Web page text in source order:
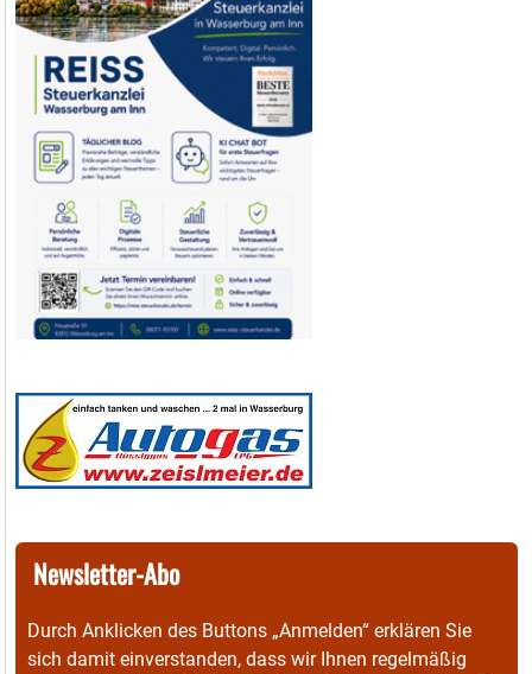
Newsletter-Abo
Durch Anklicken des Buttons „Anmelden“ erklären Sie
sich damit einverstanden, dass wir Ihnen regelmäßig